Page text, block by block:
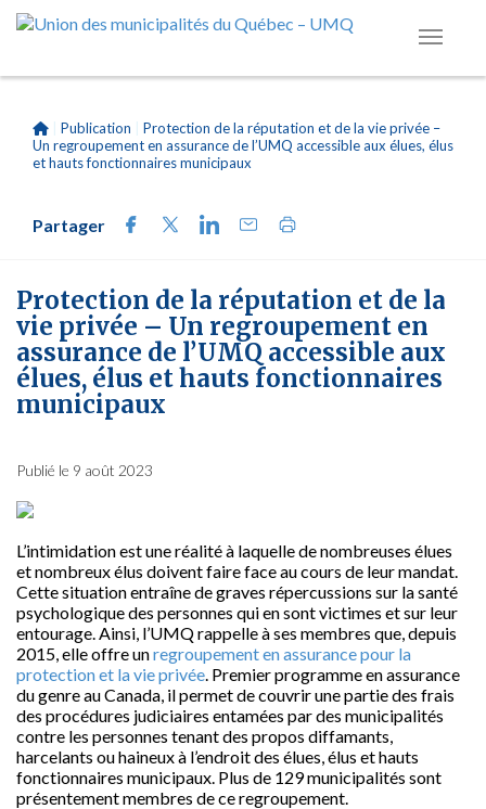
Publication
Protection de la réputation et de la vie privée –
Un regroupement en assurance de l’UMQ accessible aux élues, élus
et hauts fonctionnaires municipaux
Partager
Protection de la réputation et de la
vie privée – Un regroupement en
assurance de l’UMQ accessible aux
élues, élus et hauts fonctionnaires
municipaux
Publié le 9 août 2023
L’intimidation est une réalité à laquelle de nombreuses élues
et nombreux élus doivent faire face au cours de leur mandat.
Cette situation entraîne de graves répercussions sur la santé
psychologique des personnes qui en sont victimes et sur leur
entourage. Ainsi, l’UMQ rappelle à ses membres que, depuis
2015, elle offre unregroupement en assurance pour la
protection et la vie privée. Premier programme en assurance
du genre au Canada, il permet de couvrir une partie des frais
des procédures judiciaires entamées par des municipalités
contre les personnes tenant des propos diffamants,
harcelants ou haineux à l’endroit des élues, élus et hauts
fonctionnaires municipaux. Plus de 129 municipalités sont
présentement membres de ce regroupement.